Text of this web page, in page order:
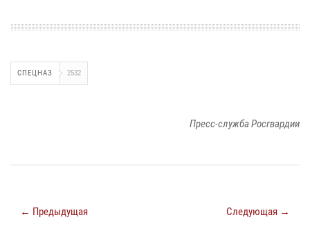
СПЕЦНАЗ 2532
Пресс-служба Росгвардии
← Предыдущая Следующая →